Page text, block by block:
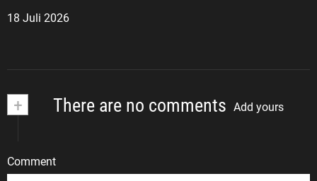
18 Juli 2026
+ There are no comments Add yours
Comment